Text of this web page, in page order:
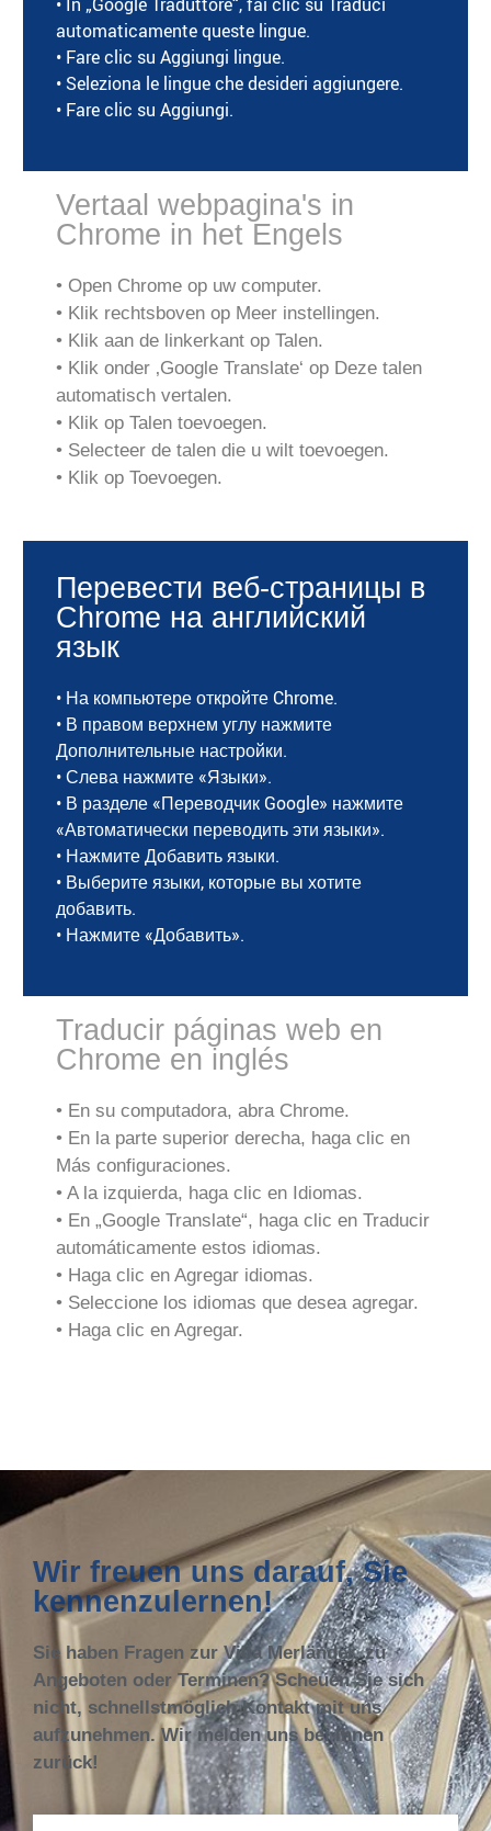
automaticamente queste lingue.
• Fare clic su Aggiungi lingue.
• Seleziona le lingue che desideri aggiungere.
• Fare clic su Aggiungi.
Vertaal webpagina's in
Chrome in het Engels
• Open Chrome op uw computer.
• Klik rechtsboven op Meer instellingen.
• Klik aan de linkerkant op Talen.
• Klik onder ‚Google Translate‘ op Deze talen
automatisch vertalen.
• Klik op Talen toevoegen.
• Selecteer de talen die u wilt toevoegen.
• Klik op Toevoegen.
Перевести веб-страницы в
Chrome на английский
язык
• На компьютере откройте Chrome.
• В правом верхнем углу нажмите
Дополнительные настройки.
• Слева нажмите «Языки».
• В разделе «Переводчик Google» нажмите
«Автоматически переводить эти языки».
• Нажмите Добавить языки.
• Выберите языки, которые вы хотите
добавить.
• Нажмите «Добавить».
Traducir páginas web en
Chrome en inglés
• En su computadora, abra Chrome.
• En la parte superior derecha, haga clic en
Más configuraciones.
• A la izquierda, haga clic en Idiomas.
• En „Google Translate“, haga clic en Traducir
automáticamente estos idiomas.
• Haga clic en Agregar idiomas.
• Seleccione los idiomas que desea agregar.
• Haga clic en Agregar.
Wir freuen uns darauf, Sie
kennenzulernen!
Sie haben Fragen zur Villa Merländer, zu
Angeboten oder Terminen? Scheuen Sie sich
nicht, schnellstmöglich Kontakt mit uns
aufzunehmen. Wir melden uns bei Ihnen
zurück!